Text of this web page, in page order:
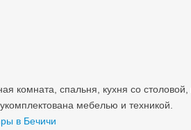
комната, спальня, кухня со столовой,
мебелью и техникой.
в Бечичи